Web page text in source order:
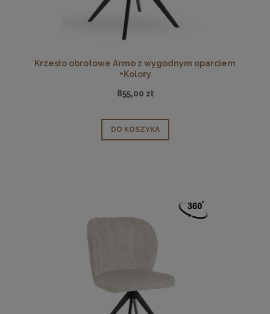
Krzesło obrotowe Armo z wygodnym oparciem
+Kolory
855,00 zł
DO KOSZYKA